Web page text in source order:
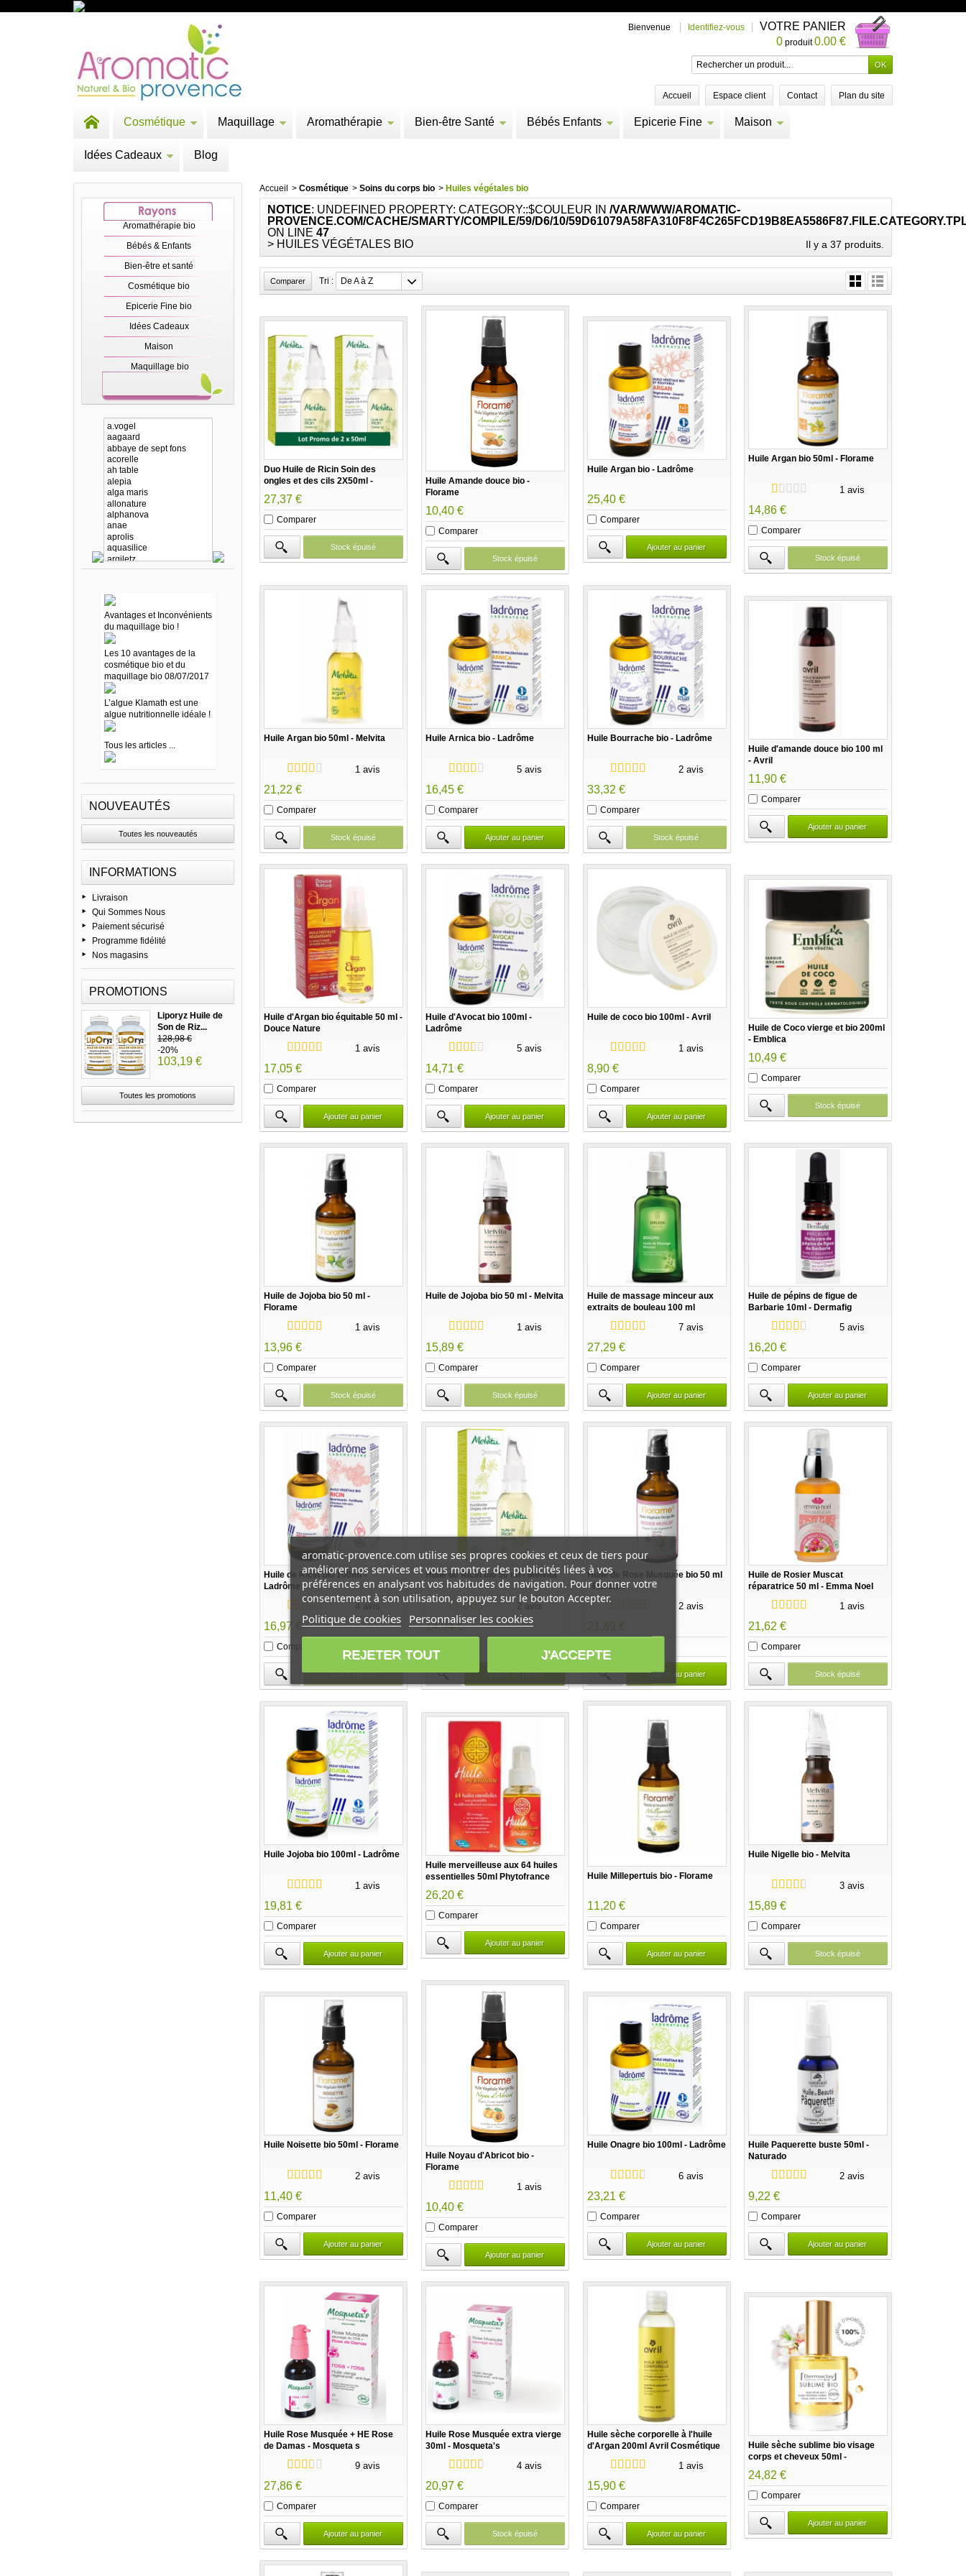
Bienvenue Identifiez-vous
VOTRE PANIER
0 produit0.00 €
Accueil Espace client Contact Plan du site
Cosmétique Maquillage Aromathérapie Bien-être Santé Bébés Enfants Epicerie Fine Maison
Idées Cadeaux Blog
Aromathérapie bio
Bébés & Enfants
Bien-être et santé
Cosmétique bio
Epicerie Fine bio
Idées Cadeaux
Maison
Maquillage bio
Avantages et Inconvénients
du maquillage bio !
Les 10 avantages de la
cosmétique bio et du
maquillage bio 08/07/2017
L’algue Klamath est une
algue nutritionnelle idéale !
Tous les articles ...
NOUVEAUTÉS
Toutes les nouveautés
INFORMATIONS
Livraison
Qui Sommes Nous
Paiement sécurisé
Programme fidélité
Nos magasins
PROMOTIONS
Liporyz Huile de
Son de Riz...
128,98 €
-20%
103,19 €
Toutes les promotions
Accueil > Cosmétique > Soins du corps bio > Huiles végétales bio
NOTICE: UNDEFINED PROPERTY: CATEGORY::$COULEUR IN/VAR/WWW/AROMATIC-
PROVENCE.COM/CACHE/SMARTY/COMPILE/59/D6/10/
ON LINE47
> HUILES VÉGÉTALES BIO
Il y a 37 produits.
Tri : De A à Z
Duo Huile de Ricin Soin des
ongles et des cils 2X50ml -
Melvita
27,37 €
Comparer
Stock épuisé
Huile Amande douce bio -
Florame
10,40 €
Comparer
Stock épuisé
Huile Argan bio - Ladrôme
25,40 €
Comparer
Ajouter au panier
Huile Argan bio 50ml - Florame
1 avis
14,86 €
Comparer
Stock épuisé
Huile Argan bio 50ml - Melvita
1 avis
21,22 €
Comparer
Stock épuisé
Huile Arnica bio - Ladrôme
5 avis
16,45 €
Comparer
Ajouter au panier
Huile Bourrache bio - Ladrôme
2 avis
33,32 €
Comparer
Stock épuisé
Huile d'amande douce bio 100 ml
- Avril
11,90 €
Comparer
Ajouter au panier
Huile d'Argan bio équitable 50 ml -
Douce Nature
1 avis
17,05 €
Comparer
Ajouter au panier
Huile d'Avocat bio 100ml -
Ladrôme
5 avis
14,71 €
Comparer
Ajouter au panier
Huile de coco bio 100ml - Avril
1 avis
8,90 €
Comparer
Ajouter au panier
Huile de Coco vierge et bio 200ml
- Emblica
10,49 €
Comparer
Stock épuisé
Huile de Jojoba bio 50 ml -
Florame
1 avis
13,96 €
Comparer
Stock épuisé
Huile de Jojoba bio 50 ml - Melvita
1 avis
15,89 €
Comparer
Stock épuisé
Huile de massage minceur aux
extraits de bouleau 100 ml
Weleda
7 avis
27,29 €
Comparer
Ajouter au panier
Huile de pépins de figue de
Barbarie 10ml - Dermafig
5 avis
16,20 €
Comparer
Ajouter au panier
Huile de Ricin bio 100ml -
Ladrôme
4 avis
16,97 €
Comparer
Stock épuisé
Huile de Ricin bio 50 ml - Melvita
2 avis
14,94 €
Ajouter au panier
Huile de Rose Musquée bio 50 ml
- Florame
2 avis
21,89 €
Ajouter au panier
Huile de Rosier Muscat
réparatrice 50 ml - Emma Noel
1 avis
21,62 €
Comparer
Stock épuisé
Huile Jojoba bio 100ml - Ladrôme
1 avis
19,81 €
Comparer
Ajouter au panier
Huile merveilleuse aux 64 huiles
essentielles 50ml Phytofrance
26,20 €
Comparer
Ajouter au panier
Huile Millepertuis bio - Florame
11,20 €
Comparer
Ajouter au panier
Huile Nigelle bio - Melvita
3 avis
15,89 €
Comparer
Stock épuisé
Huile Noisette bio 50ml - Florame
2 avis
11,40 €
Comparer
Ajouter au panier
Huile Noyau d'Abricot bio -
Florame
1 avis
10,40 €
Comparer
Ajouter au panier
Huile Onagre bio 100ml - Ladrôme
6 avis
23,21 €
Comparer
Ajouter au panier
Huile Paquerette buste 50ml -
Naturado
2 avis
9,22 €
Comparer
Ajouter au panier
Huile Rose Musquée + HE Rose
de Damas - Mosqueta s
9 avis
27,86 €
Comparer
Ajouter au panier
Huile Rose Musquée extra vierge
30ml - Mosqueta's
4 avis
20,97 €
Comparer
Stock épuisé
Huile sèche corporelle à l'huile
d'Argan 200ml Avril Cosmétique
1 avis
15,90 €
Comparer
Ajouter au panier
Huile sèche sublime bio visage
corps et cheveux 50ml -
Dermaclay
24,82 €
Comparer
Ajouter au panier
aromatic-provence.com utilise ses propres cookies et ceux de tiers pour
améliorer nos services et vous montrer des publicités liées à vos
préférences en analysant vos habitudes de navigation. Pour donner votre
consentement à son utilisation, appuyez sur le bouton Accepter.
Politique de cookies Personnaliser les cookies
REJETER TOUT J'ACCEPTE